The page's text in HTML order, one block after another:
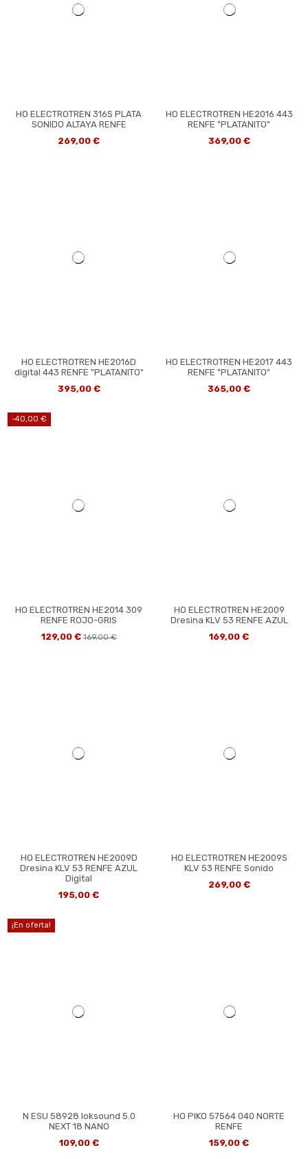
HO ELECTROTREN 316S PLATA
SONIDO ALTAYA RENFE
269,00 €
HO ELECTROTREN HE2016 443
RENFE "PLATANITO"
369,00 €
HO ELECTROTREN HE2016D
digital 443 RENFE "PLATANITO"
395,00 €
HO ELECTROTREN HE2017 443
RENFE "PLATANITO"
365,00 €
-40,00 €
HO ELECTROTREN HE2014 309
RENFE ROJO-GRIS
129,00 € 169,00 €
HO ELECTROTREN HE2009
Dresina KLV 53 RENFE AZUL
169,00 €
HO ELECTROTREN HE2009D
Dresina KLV 53 RENFE AZUL
Digital
195,00 €
HO ELECTROTREN HE2009S
KLV 53 RENFE Sonido
269,00 €
¡En oferta!
N ESU 58928 loksound 5.0
NEXT 18 NANO
109,00 €
HO PIKO 57564 040 NORTE
RENFE
159,00 €